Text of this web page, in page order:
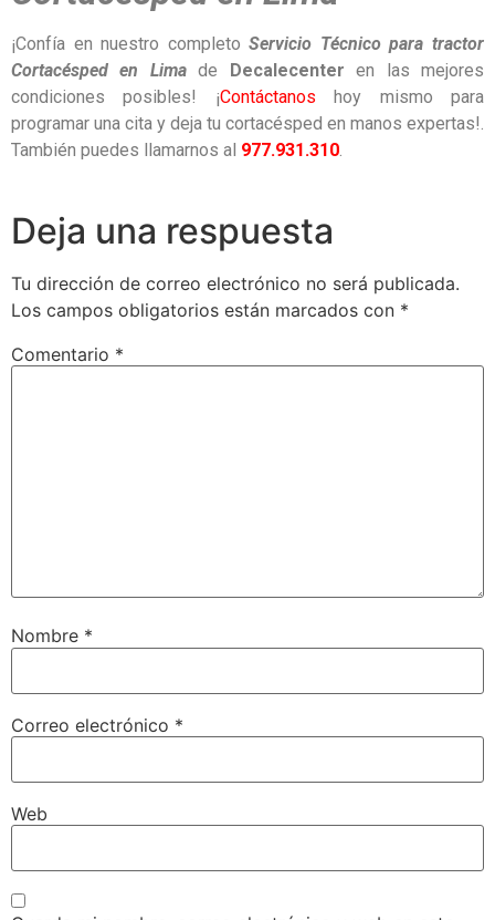
¡Confía en nuestro completoServicio Técnico para tractor
Cortacésped en Limade Decalecenter en las mejores
condiciones posibles! ¡Contáctanos hoy mismo para
programar una cita y deja tu cortacésped en manos expertas!.
También puedes llamarnos al 977.931.310
Deja una respuesta
Tu dirección de correo electrónico no será publicada.
Los campos obligatorios están marcados con *
Comentario *
Nombre *
Correo electrónico *
Web